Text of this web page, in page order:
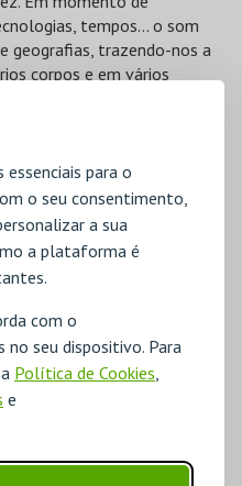
para o
o seu consentimento,
a sua
a plataforma é
com o
no seu dispositivo. Para
Política de Cookies,
e
tempos… o som
geografias, trazendo-nos a
corpos e em vários
provocações sonoras e
Marclay e Paulo Furtado,
onde a música assume
espetador a bailes
o experimental e o
aberta: Encontro no
online
no museu
online
online
no museu
online
online